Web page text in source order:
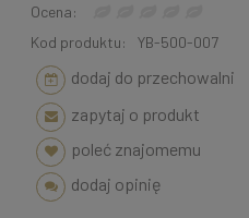
Ocena:
Kod produktu:
YB-500-007
dodaj do przechowalni
zapytaj o produkt
poleć znajomemu
dodaj opinię